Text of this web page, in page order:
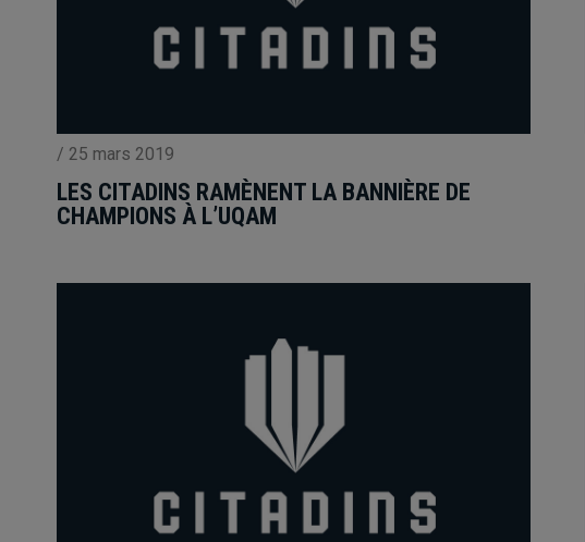
/ 25 mars 2019
LES CITADINS RAMÈNENT LA BANNIÈRE DE
CHAMPIONS À L’UQAM